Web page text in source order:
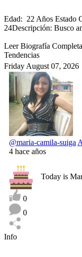
Edad: 22 Años Estado
24Descripción: Busco
Leer Biografía Completa
Tendencias
Friday August 07, 2026
@maria-camila-suiga
4 hace años
Today is
0
0
Info